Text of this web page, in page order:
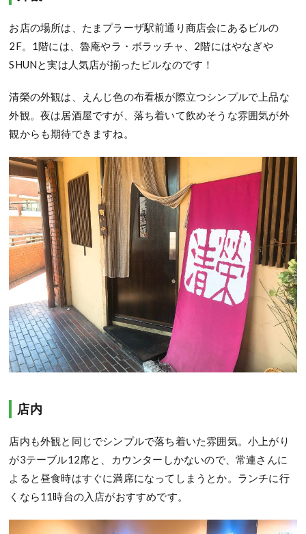
お店の場所は、たまプラーザ駅前通り商店会にあるビルの
2F。1階には、魯庵やラ・ボラッチャ、2階にはやなぎや
SHUNと実は人気店が揃ったビルなのです！
清榮の外観は、えんじ色の布看板が際立つシンプルで上品な
外観。夜は居酒屋ですが、落ち着いて飲めそうな雰囲気が外
観からも期待できますね。
店内
店内も外観と同じでシンプルで落ち着いた雰囲気。小上がり
が3テーブル12席と、カウンターしかないので、常連さんに
よると昼食時はすぐに満席になってしまうとか。ランチに行
くなら11時台の入店がおすすめです。